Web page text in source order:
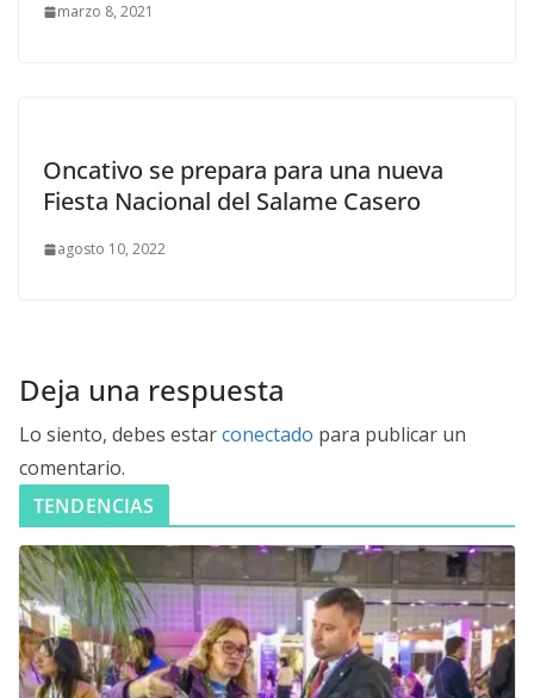
marzo 8, 2021
Oncativo se prepara para una nueva
Fiesta Nacional del Salame Casero
agosto 10, 2022
Deja una respuesta
Lo siento, debes estarconectado para publicar un
comentario.
TENDENCIAS